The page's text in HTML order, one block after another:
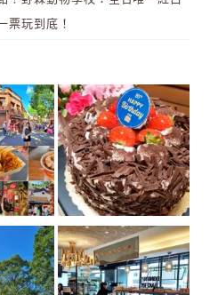
票玩到底！